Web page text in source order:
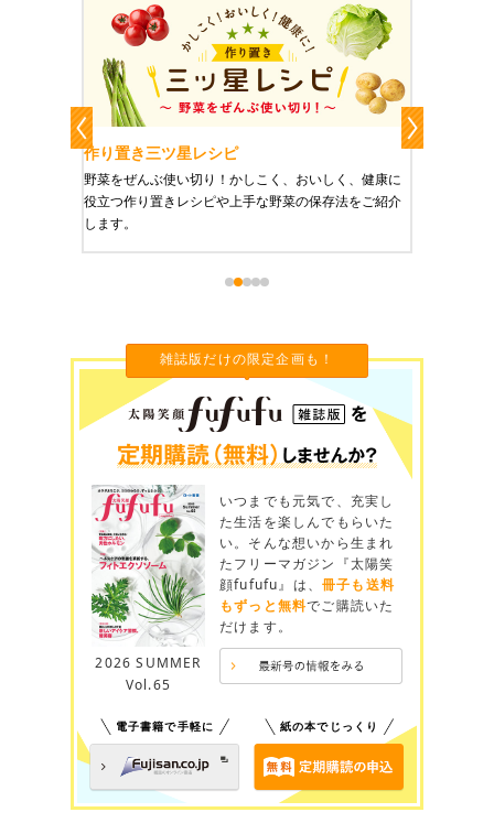
！かしこく、おいしく、健康に
や上手な野菜の保存法をご紹介
作り置きおかずレシピ
栄養豊富で美と健康にうれしい「作り置き
ご紹介します。
雑誌版だけの限定企画も！
2026 SUMMER
Vol.65
いつまでも元気で、充実し
た生活を楽しんでもらいた
い。そんな想いから生まれ
たフリーマガジン『太陽笑
顔fufufu』は、 冊子も送料
もずっと無料でご購読いた
だけます。
電子書籍で手軽に 紙の本でじっくり